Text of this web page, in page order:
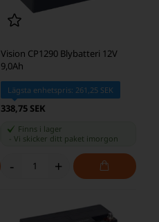
Vision CP1290 Blybatteri 12V
9,0Ah
Lägsta enhetspris: 261,25 SEK
338,75 SEK
Finns i lager
Vi skicker ditt paket imorgon
- +